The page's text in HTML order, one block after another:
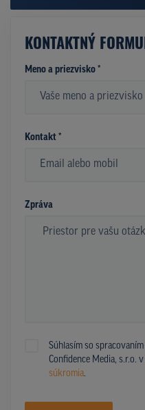
KONTAKTNÝ
Meno a priezvisko *
Kontakt *
Zpráva
Súhlasím so
Confidence Media, s.r.o.
súkromia.